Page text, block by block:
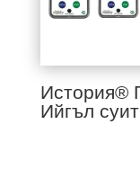
История®
Ийгъл суит